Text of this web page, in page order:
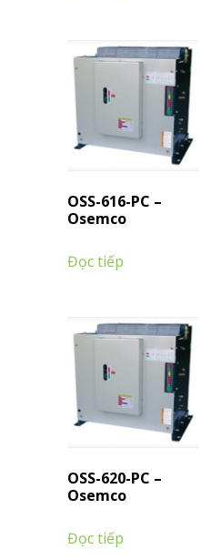
OSS-616-PC –
Osemco
Đọc tiếp
OSS-620-PC –
Osemco
Đọc tiếp